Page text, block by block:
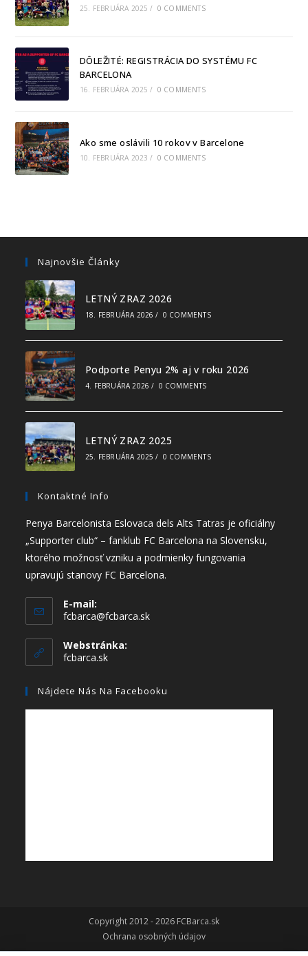
25. FEBRUÁRA 2025 / 0 COMMENTS
DÔLEŽITÉ: REGISTRÁCIA DO SYSTÉMU FC
BARCELONA
16. FEBRUÁRA 2025 / 0 COMMENTS
Ako sme oslávili 10 rokov v Barcelone
10. FEBRUÁRA 2023 / 0 COMMENTS
Najnovšie Články
LETNÝ ZRAZ 2026
18. FEBRUÁRA 2026 / 0 COMMENTS
Podporte Penyu 2% aj v roku 2026
4. FEBRUÁRA 2026 / 0 COMMENTS
LETNÝ ZRAZ 2025
25. FEBRUÁRA 2025 / 0 COMMENTS
Kontaktné Info
Penya Barcelonista Eslovaca dels Alts Tatras je oficiálny
„Supporter club“ – fanklub FC Barcelona na Slovensku,
ktorého možnosť vzniku a podmienky fungovania
upravujú stanovy FC Barcelona.
E-mail:
fcbarca@fcbarca.sk
Webstránka:
fcbarca.sk
Nájdete Nás Na Facebooku
Copyright 2012 - 2026 FCBarca.sk
Ochrana osobných údajov